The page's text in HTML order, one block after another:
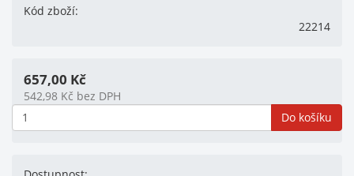
Kód zboží:
22214
657,00 Kč
542,98 Kč bez DPH
Do košíku